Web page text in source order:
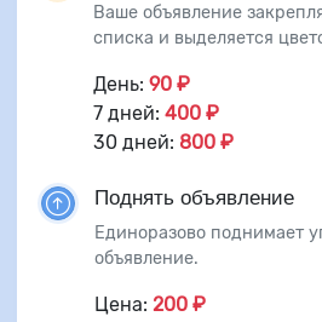
Ваше объявление
списка и выделяется
День: 90 ₽
7 дней: 400 ₽
30 дней: 800 ₽
Поднять объявление
Единоразово поднимает
объявление.
Цена: 200 ₽